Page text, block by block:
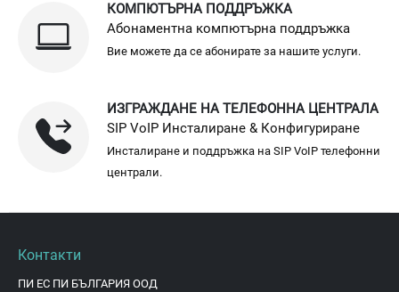
КОМПЮТЪРНА ПОДДРЪЖКА
Абонаментна компютърна поддръжка
Вие можете да се абонирате за нашите услуги.
ИЗГРАЖДАНЕ НА ТЕЛЕФОННА ЦЕНТРАЛА
SIP VoIP Инсталиране & Конфигуриране
Инсталиране и поддръжка на SIP VoIP телефонни
централи.
Контакти
ПИ ЕС ПИ БЪЛГАРИЯ ООД